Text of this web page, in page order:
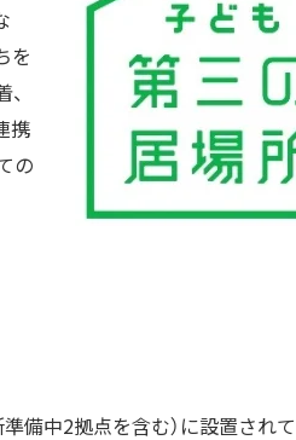
を
携
の
備中2拠点を含む）に設置され